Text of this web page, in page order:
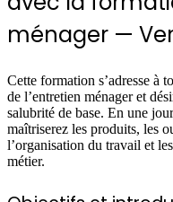
ménager —
Cette formation s’adresse à
de l’entretien ménager et
salubrité de base. En une
maîtriserez les produits, les
l’organisation du travail et
métier.